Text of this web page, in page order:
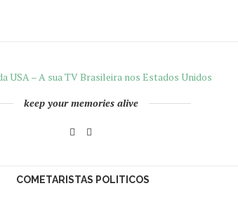
keep your memories alive
COMETARISTAS POLITICOS